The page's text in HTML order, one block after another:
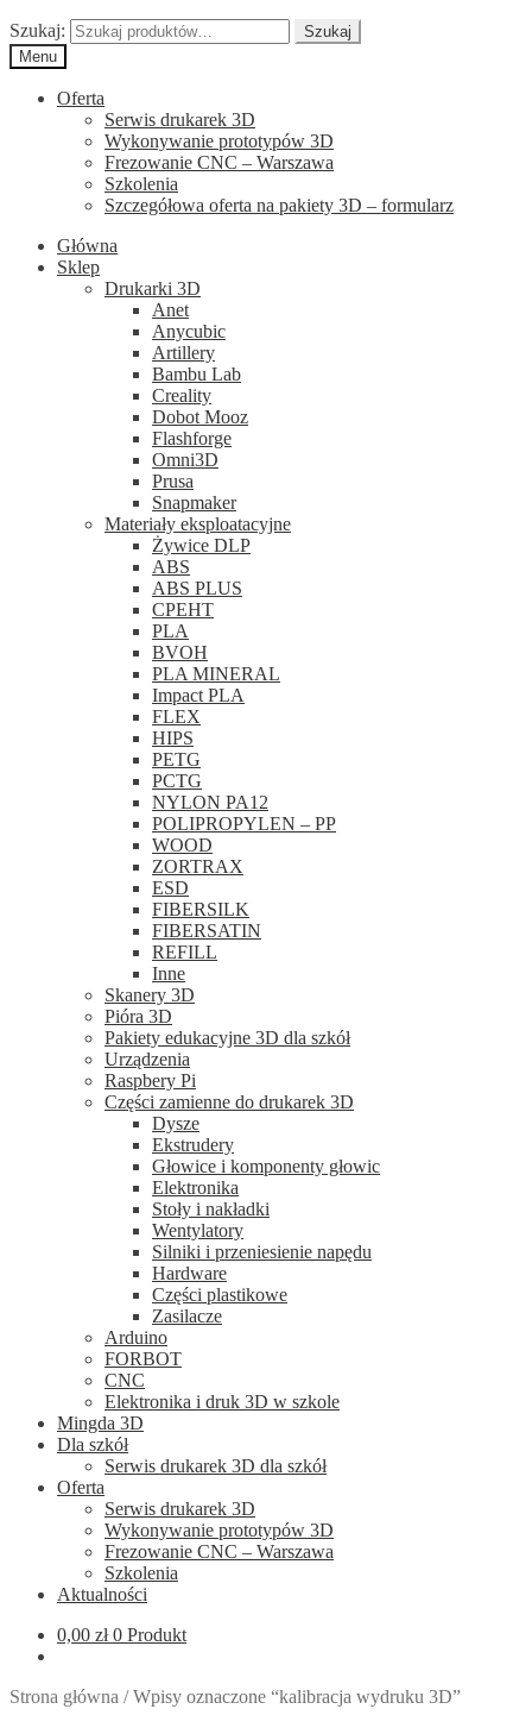
Szukaj:
Szukaj
Menu
Oferta
Serwis drukarek 3D
Wykonywanie prototypów 3D
Frezowanie CNC – Warszawa
Szkolenia
Szczegółowa oferta na pakiety 3D – formularz
Główna
Sklep
Drukarki 3D
Anet
Anycubic
Artillery
Bambu Lab
Creality
Dobot Mooz
Flashforge
Omni3D
Prusa
Snapmaker
Materiały eksploatacyjne
Żywice DLP
ABS
ABS PLUS
CPEHT
PLA
BVOH
PLA MINERAL
Impact PLA
FLEX
HIPS
PETG
PCTG
NYLON PA12
POLIPROPYLEN – PP
WOOD
ZORTRAX
ESD
FIBERSILK
FIBERSATIN
REFILL
Inne
Skanery 3D
Pióra 3D
Pakiety edukacyjne 3D dla szkół
Urządzenia
Raspbery Pi
Części zamienne do drukarek 3D
Dysze
Ekstrudery
Głowice i komponenty głowic
Elektronika
Stoły i nakładki
Wentylatory
Silniki i przeniesienie napędu
Hardware
Części plastikowe
Zasilacze
Arduino
FORBOT
CNC
Elektronika i druk 3D w szkole
Mingda 3D
Dla szkół
Serwis drukarek 3D dla szkół
Oferta
Serwis drukarek 3D
Wykonywanie prototypów 3D
Frezowanie CNC – Warszawa
Szkolenia
Aktualności
0,00 zł 0 Produkt
Strona główna /Wpisy oznaczone “kalibracja wydruku 3D”